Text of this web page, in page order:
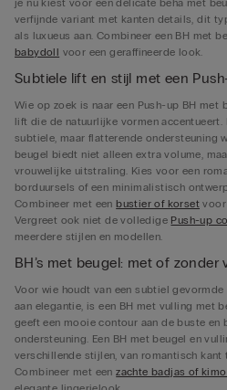
je nu kiest voor een delicate beha met
verfijnde variant met kanten details, dit
als luxueus aan. Combineer een BH met
babydoll voor een geraffineerde look.
Subtiele lift en stijl met een
Wie op zoek is naar een Push-up BH met
lift die de natuurlijke vormen
subtiele, maar flatterende ondersteuning
beugel biedt niet alleen extra volume,
vrouwelijke uitstraling. Kies voor een
borduursels of een minimalistisch
Combineer met eenbustier of korset voor
Vergreet ook niet de volledige Push-up
meerdere stijlen en modellen.
BH’s met beugel: met of zonder
Voor wie houdt van een subtiel
aan elegantie, is een BH met vulling met
geeft een mooie contour aan de buste en
ondersteuning. Een BH met beugel en
verschillende stijlen, van romantisch
Combineer met eenzachte badjas of